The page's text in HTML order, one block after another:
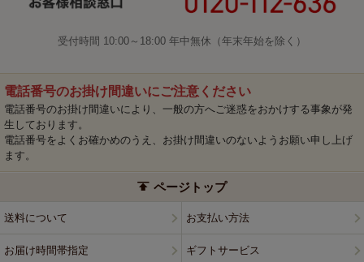
受付時間 10:00～18:00 年中無休（年末年始を除く）
電話番号のお掛け間違いにご注意ください
電話番号のお掛け間違いにより、一般の方へご迷惑をおかけする事象が発
生しております。
電話番号をよくお確かめのうえ、お掛け間違いのないようお願い申し上げ
ます。
ページトップ
送料について お支払い方法
お届け時間帯指定 ギフトサービス